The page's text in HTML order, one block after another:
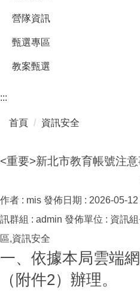
營隊資訊
甄選專區
教案甄選
:::
首頁 資訊安全
<重要>新北市教育帳號注
作者 : mis 發佈日期 : 2026-05-12
訊群組 : admin 發佈單位 : 資訊
區,資訊安全
一、依據本局雲端
（附件2）辦理。